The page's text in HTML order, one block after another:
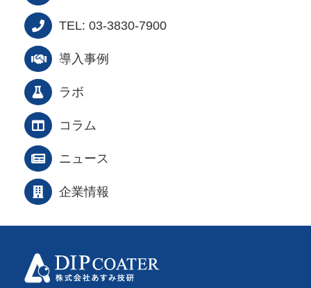
TEL: 03-3830-7900
導入事例
ラボ
コラム
ニュース
企業情報